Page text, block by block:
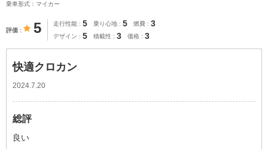
乗車形式：マイカー
評価 5 走行性能 5 乗り心地 5 燃費 3
デザイン 5 積載性 3 価格 3
快適クロカン
2024.7.20
総評
良い